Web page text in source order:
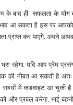
के बाद ही सफलता के योग
आ सकता है इस पर
प्राप्त कर पाएंगे. अपने
रहेगा. यदि आप प्रेम
की नौबत आ सकती है
में कडवाहट आ चुकी है
और प्रबल करेगा. भाई